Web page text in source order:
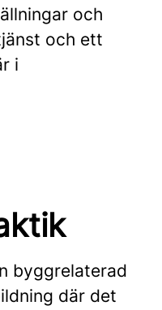
och
och ett
i
byggrelaterad
där det